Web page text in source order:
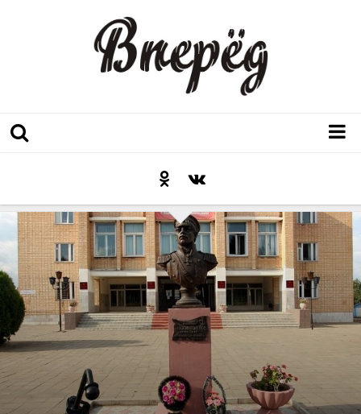
Послесловие к празднику
Факт
Неожиданный ракурс
Контакты
Люди родного края
К 70-летию районного Дома культуры